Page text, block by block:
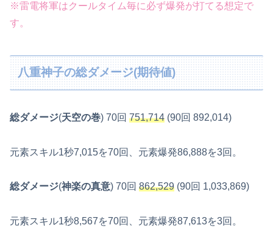
※雷電将軍はクールタイム毎に必ず爆発が打てる想定で
す。
八重神子の総ダメージ(期待値)
総ダメージ(天空の巻) 70回 751,714 (90回 892,014)
元素スキル1秒7,015を70回、元素爆発86,888を3回。
総ダメージ(神楽の真意) 70回 862,529 (90回 1,033,869)
元素スキル1秒8,567を70回、元素爆発87,613を3回。